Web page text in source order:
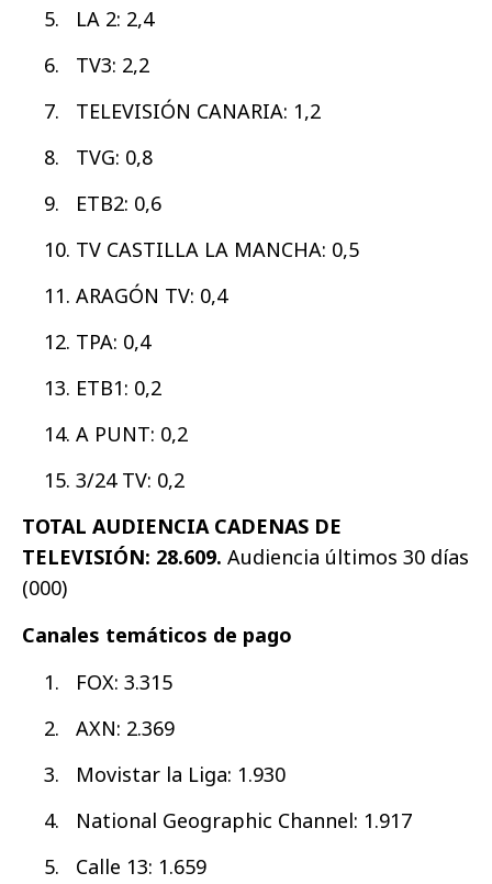
LA 2: 2,4
TV3: 2,2
TELEVISIÓN CANARIA: 1,2
TVG: 0,8
ETB2: 0,6
TV CASTILLA LA MANCHA: 0,5
ARAGÓN TV: 0,4
TPA: 0,4
ETB1: 0,2
A PUNT: 0,2
3/24 TV: 0,2
TOTAL AUDIENCIA CADENAS DE
TELEVISIÓN: 28.609. Audiencia últimos 30 días
(000)
Canales temáticos de pago
FOX: 3.315
AXN: 2.369
Movistar la Liga: 1.930
National Geographic Channel: 1.917
Calle 13: 1.659